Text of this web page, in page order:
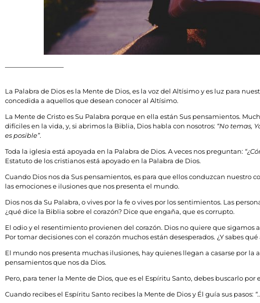
La Palabra de Dios es la Mente de Dios, es la voz del Altísimo y es luz para
concedida a aquellos que desean conocer al Altísimo.
La Mente de Cristo es Su Palabra porque en ella están Sus pensamientos.
difíciles en la vida, y, si abrimos la Biblia, Dios habla con nosotros: “No temas,
es posible”.
Toda la iglesia está apoyada en la Palabra de Dios. A veces nos preguntan:
Estatuto de los cristianos está apoyado en la Palabra de Dios.
Cuando Dios nos da Sus pensamientos, es para que ellos conduzcan nuestro
las emociones e ilusiones que nos presenta el mundo.
Dios nos da Su Palabra, o vives por la fe o vives por los sentimientos. Las
¿qué dice la Biblia sobre el corazón? Dice que engaña, que es corrupto.
El odio y el resentimiento provienen del corazón. Dios no quiere que sigamos
Por tomar decisiones con el corazón muchos están desesperados. ¿Y sabes
El mundo nos presenta muchas ilusiones, hay quienes llegan a casarse por
pensamientos que nos da Dios.
Pero, para tener la Mente de Dios, que es el Espíritu Santo, debes buscarlo por
Cuando recibes el Espíritu Santo recibes la Mente de Dios y Él guía sus pasos: